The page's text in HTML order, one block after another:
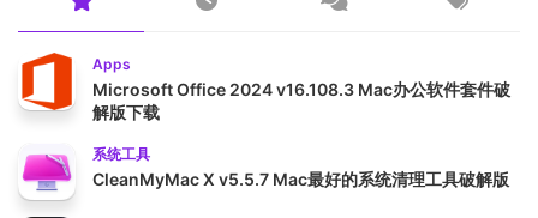
Apps
Microsoft Office 2024 v16.108.3 Mac办公软件套件破
解版下载
系统工具
CleanMyMac X v5.5.7 Mac最好的系统清理工具破解版